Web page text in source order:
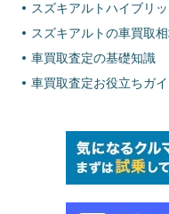
スズキアルトハイブリ
スズキアルトの車買取
車買取査定の基礎知識
車買取査定お役立ちガイ